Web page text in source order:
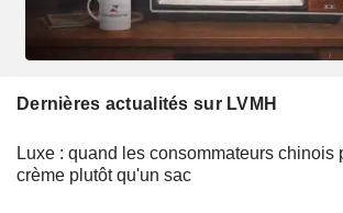
Dernières actualités sur LVMH
Luxe : quand les consommateurs chinois
crème plutôt qu'un sac